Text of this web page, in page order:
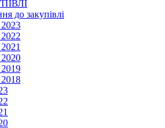
до закупівлі